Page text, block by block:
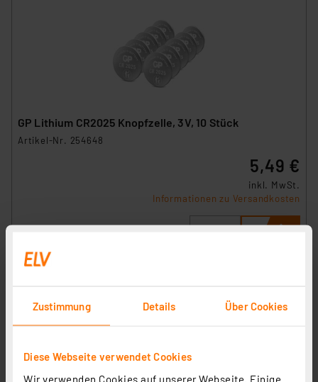
Zustimmung Details Über Cookies
Diese Webseite verwendet Cookies
Wir verwenden Cookies auf unserer Webseite. Einige
GP Lithium CR2025 Knopfzelle, 3V, 10 Stück
Artikel-Nr. 254648
5,49 €
inkl. MwSt.
Informationen zu Versandkosten